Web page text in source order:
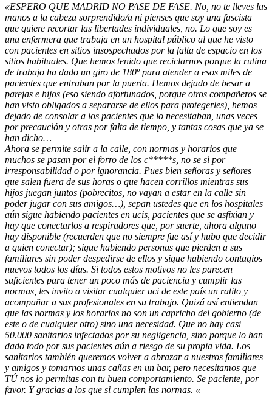
«ESPERO QUE MADRID NO PASE DE FASE. No, no te lleves las
manos a la cabeza sorprendido/a ni pienses que soy una fascista
que quiere recortar las libertades individuales, no. Lo que soy es
una enfermera que trabaja en un hospital público al que he visto
con pacientes en sitios insospechados por la falta de espacio en los
sitios habituales. Que hemos tenido que reciclarnos porque la rutina
de trabajo ha dado un giro de 180º para atender a esos miles de
pacientes que entraban porla puerta. Hemos dejado de besar a
parejas e hijos (eso siendo afortunados, porque otros compañeros se
han visto obligados a separarse de ellos para protegerles), hemos
dejado de consolar a los pacientes que lo necesitaban, unas veces
por precaución y otras por falta de tiempo, y tantas cosas que ya se
han dicho…
Ahora se permite salir a la calle, con normas y horarios que
muchos se pasan por el forro de los c*****s, no se si por
irresponsabilidad o por ignorancia. Pues bien señoras y señores
que salen fuera de sus horas o que hacen corrillos mientras sus
hijos juegan juntos (pobrecitos, no vayan a estar en la calle sin
poder jugar con sus amigos…), sepan ustedes que en los hospitales
aún sigue habiendo pacientes en ucis, pacientes que se asfixian y
hay que conectarlos a respiradores que, por suerte, ahora alguno
hay disponible (recuerden que no siempre fue así y hubo que decidir
a quien conectar); sigue habiendo personas que pierden a sus
familiares sin poder despedirse de ellos y sigue habiendo contagios
nuevos todos los días. Si todos estos motivos no les parecen
suficientes para tener un poco más de paciencia y cumplir las
normas, les invito a visitar cualquier uci de este país un ratito y
acompañar a sus profesionales en su trabajo. Quizá así entiendan
que las normas y los horarios no son un capricho del gobierno (de
este o de cualquier otro) sino una necesidad. Que no hay casi
50.000 sanitarios infectados por su negligencia, sino porque lo han
dado todo por sus pacientes aún a riesgo de su propia vida. Los
sanitarios también queremos volver a abrazar a nuestros familiares
y amigos y tomarnos unas cañas en un bar, pero necesitamos que
TÚ nos lo permitas con tu buen comportamiento. Se paciente, por
favor. Y gracias a los que si cumplen las normas. «